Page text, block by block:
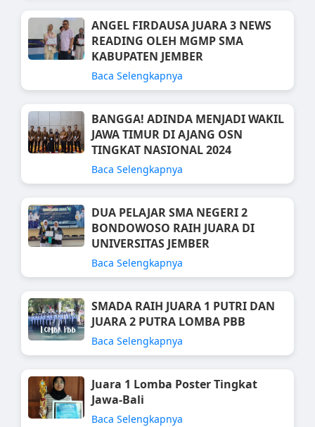
ANGEL FIRDAUSA JUARA 3 NEWS
READING OLEH MGMP SMA
KABUPATEN JEMBER
Baca Selengkapnya
BANGGA! ADINDA MENJADI WAKIL
JAWA TIMUR DI AJANG OSN
TINGKAT NASIONAL 2024
Baca Selengkapnya
DUA PELAJAR SMA NEGERI 2
BONDOWOSO RAIH JUARA DI
UNIVERSITAS JEMBER
Baca Selengkapnya
SMADA RAIH JUARA 1 PUTRI DAN
JUARA 2 PUTRA LOMBA PBB
Baca Selengkapnya
Juara 1 Lomba Poster Tingkat
Jawa-Bali
Baca Selengkapnya